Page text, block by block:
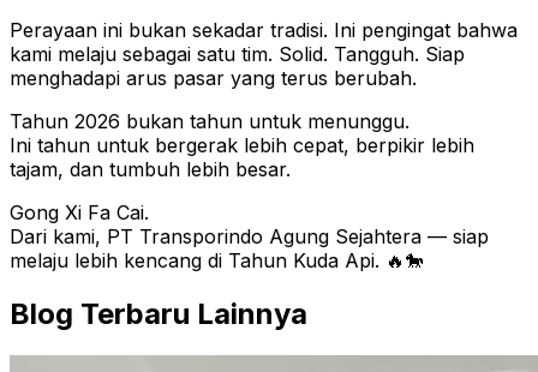
Perayaan ini bukan sekadar tradisi. Ini pengingat bahwa
kami melaju sebagai satu tim. Solid. Tangguh. Siap
menghadapi arus pasar yang terus berubah.
Tahun 2026 bukan tahun untuk menunggu.
Ini tahun untuk bergerak lebih cepat, berpikir lebih
tajam, dan tumbuh lebih besar.
Gong Xi Fa Cai.
Dari kami, PT Transporindo Agung Sejahtera — siap
melaju lebih kencang di Tahun Kuda Api. 🔥🐎
Blog Terbaru Lainnya